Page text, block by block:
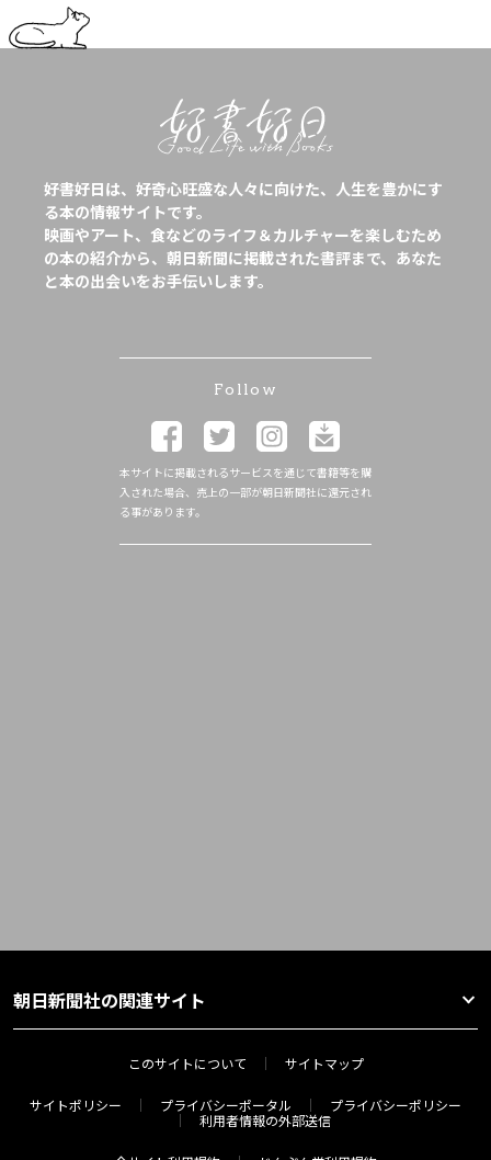
好書好日は、好奇心旺盛な人々に向けた、人生を豊かにす
る本の情報サイトです。
映画やアート、食などのライフ＆カルチャーを楽しむため
の本の紹介から、朝日新聞に掲載された書評まで、あなた
と本の出会いをお手伝いします。
Follow
本サイトに掲載されるサービスを通じて書籍等を購
入された場合、売上の一部が朝日新聞社に還元され
る事があります。
朝日新聞社の関連サイト
このサイトについて サイトマップ
サイトポリシー プライバシーポータル
プライバシーポリシー
利用者情報の外部送信